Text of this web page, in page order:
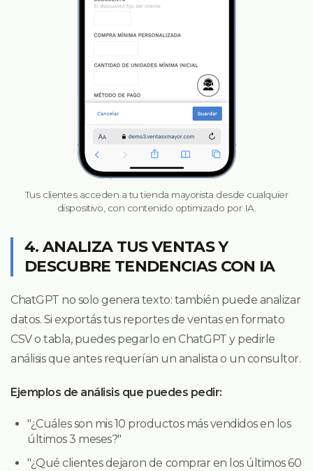
Tus clientes acceden a tu tienda mayorista desde cualquier
dispositivo, con contenido optimizado por IA.
4. ANALIZA TUS VENTAS Y
DESCUBRE TENDENCIAS CON IA
ChatGPT no solo genera texto: también puede analizar
datos. Si exportás tus reportes de ventas en formato
CSV o tabla, puedes pegarlo en ChatGPT y pedirle
análisis que antes requerían un analista o un consultor.
Ejemplos de análisis que puedes pedir:
"¿Cuáles son mis 10 productos más vendidos en los
últimos 3 meses?"
"¿Qué clientes dejaron de comprar en los últimos 60